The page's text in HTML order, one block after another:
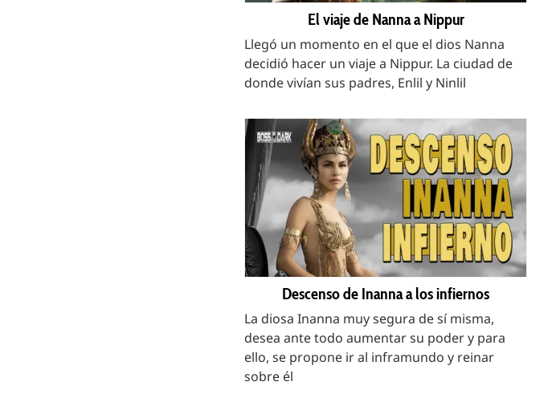
El viaje de Nanna a Nippur
Llegó un momento en el que el dios Nanna
decidió hacer un viaje a Nippur. La ciudad de
donde vivían sus padres, Enlil y Ninlil
Descenso de Inanna a los infiernos
La diosa Inanna muy segura de sí misma,
desea ante todo aumentar su poder y para
ello, se propone ir al inframundo y reinar
sobre él